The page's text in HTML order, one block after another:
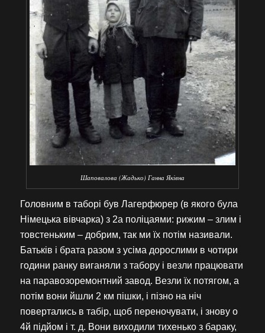
Шаповалова (Жадько) Ганна Яківна
Головним в таборі був Лагерфюрер (в якого була
Німецька вівчарка) з 2а поліцаями: рижим – злим і
товстеньким – добрим, так ми їх потім називали.
Батьків і брата разом з усіма дорослими в чотири
години ранку виганяли з табору і везли працювати
на паравозоремонтний завод. Везли їх потягом, а
потім вони йшли 2 км пішки, і пізно на ніч
повертались в табір, щоб переночувати, і знову о
4й підйом і т. д. Вони виходили тихенько з бараку,